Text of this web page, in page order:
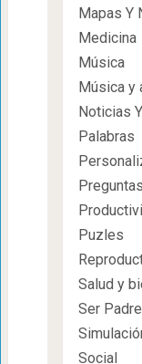
Mapas Y
Medicina
Música
Música y
Noticias
Palabras
Puzles
Salud y
Ser
Social